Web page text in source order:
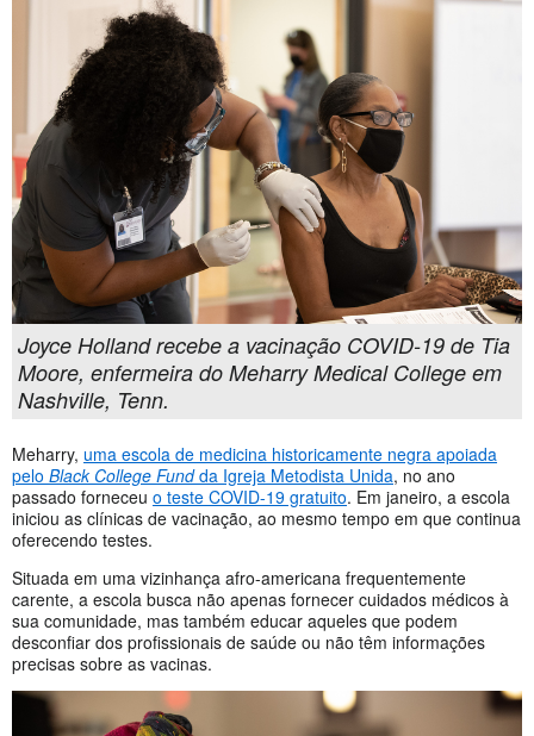
Joyce Holland recebe a vacinação COVID-19 de Tia
Moore, enfermeira do Meharry Medical College em
Nashville, Tenn.
Meharry, uma escola de medicina historicamente negra apoiada
pelo Black College Fundda Igreja Metodista Unida, no ano
passado forneceu o teste COVID-19 gratuito. Em janeiro, a escola
iniciou as clínicas de vacinação, ao mesmo tempo em que continua
oferecendo testes.
Situada em uma vizinhança afro-americana frequentemente
carente, a escola busca não apenas fornecer cuidados médicos à
sua comunidade, mas também educar aqueles que podem
desconfiar dos profissionais de saúde ou não têm informações
precisas sobre as vacinas.